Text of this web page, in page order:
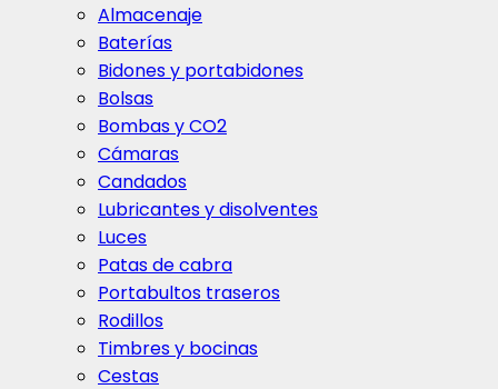
Almacenaje
Baterías
Bidones y portabidones
Bolsas
Bombas y CO2
Cámaras
Candados
Lubricantes y disolventes
Luces
Patas de cabra
Portabultos traseros
Rodillos
Timbres y bocinas
Cestas